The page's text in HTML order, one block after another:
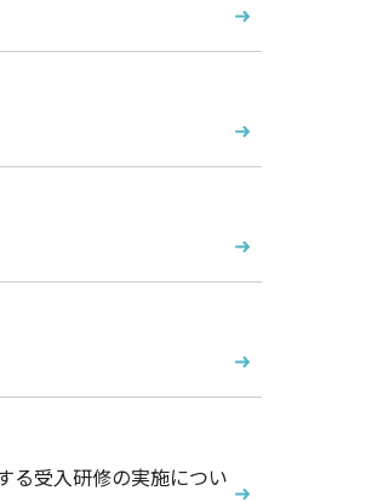
る受入研修の実施につい